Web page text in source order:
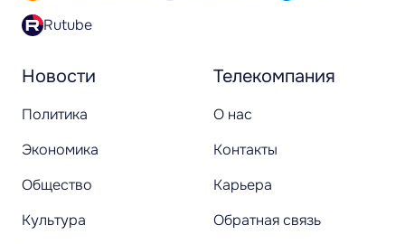
Новости
Политика
Экономика
Общество
Культура
Телекомпания
О нас
Контакты
Карьера
Обратная связь
Rutube